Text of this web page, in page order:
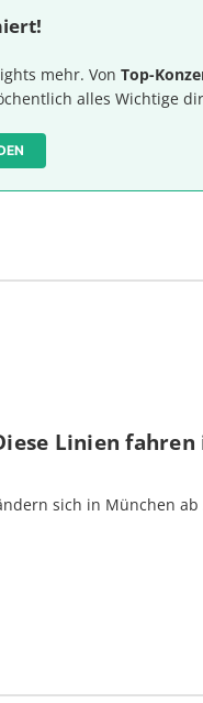
mehr. Von Top-
alles Wichtige
Linien
sich in München